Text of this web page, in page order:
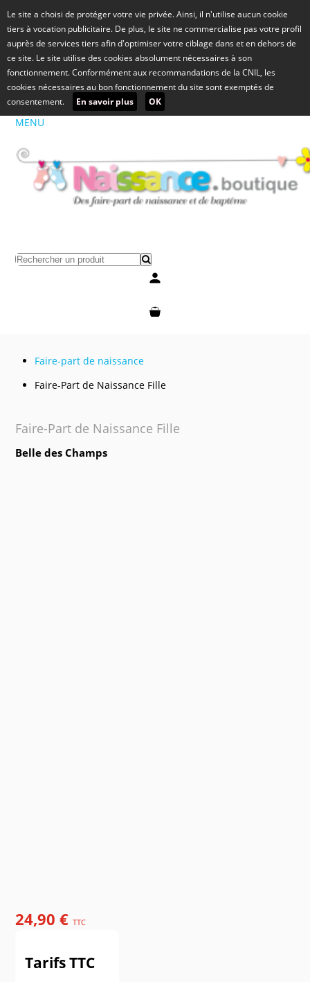
Le site a choisi de protéger votre vie privée. Ainsi, il n'utilise aucun cookie
tiers à vocation publicitaire. De plus, le site ne commercialise pas votre profil
auprès de services tiers afin d'optimiser votre ciblage dans et en dehors de
ce site. Le site utilise des cookies absolument nécessaires à son
fonctionnement. Conformément aux recommandations de la CNIL, les
cookies nécessaires au bon fonctionnement du site sont exemptés de
consentement.
En savoir plus OK
MENU
Faire-part de naissance
Faire-Part de Naissance Fille
Faire-Part de Naissance Fille
Belle des Champs
24,90 €TTC
Tarifs TTC